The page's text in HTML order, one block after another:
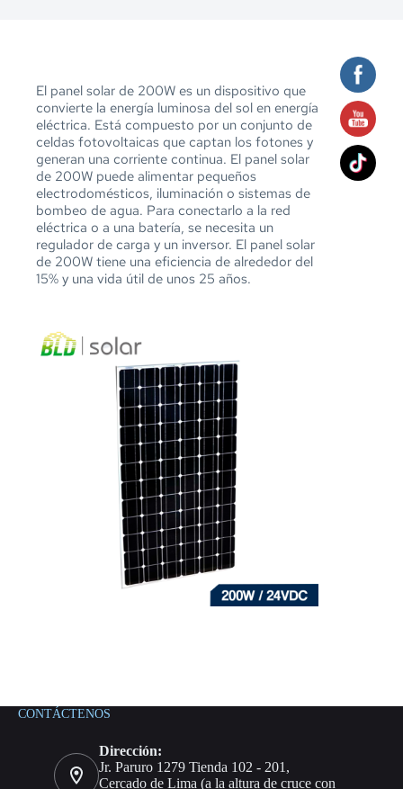
El panel solar de 200W es un dispositivo que
convierte la energía luminosa del sol en energía
eléctrica. Está compuesto por un conjunto de
celdas fotovoltaicas que captan los fotones y
generan una corriente continua. El panel solar
de 200W puede alimentar pequeños
electrodomésticos, iluminación o sistemas de
bombeo de agua. Para conectarlo a la red
eléctrica o a una batería, se necesita un
regulador de carga y un inversor. El panel solar
de 200W tiene una eficiencia de alrededor del
15% y una vida útil de unos 25 años.
CONTÁCTENOS
Dirección:
Jr. Paruro 1279 Tienda 102 - 201,
Cercado de Lima (a la altura de cruce con